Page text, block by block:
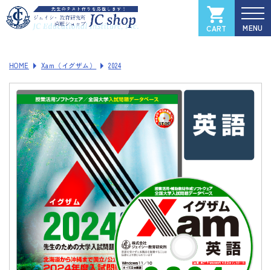
CART
全国大学入試過去問データベース
Xam（イグザム）
Xam 2025
Xam 2024
Xam 2023
Xam 2022
Xam 2021
ソフトウェアご登録フォーム
製品サポートページ
HOME Xam（イグザム） 2024